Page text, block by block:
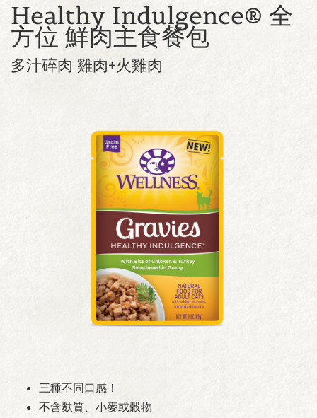
Healthy Indulgence® 全
方位 鮮肉主食餐包
多汁碎肉 雞肉+火雞肉
三種不同口感！
不含麩質、小麥或穀物